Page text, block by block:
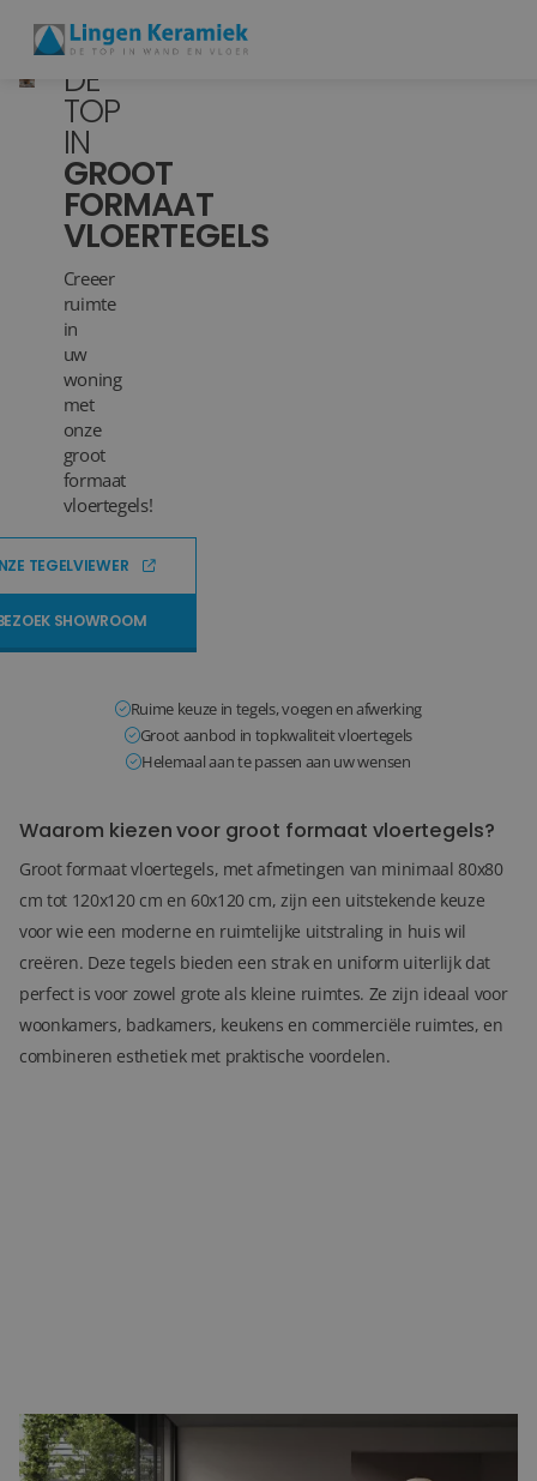
BADKAMERTEGELS
VLOERTEGELS
MEER PRODUCTEN
Stijlstudio's
Projecten
Inspiratie
Tegelviewer
DE
TOP
IN
GROOT
FORMAAT
VLOERTEGELS
Creeer
ruimte
in
uw
woning
met
onze
groot
formaat
vloertegels!
TEGELVIEWER
SHOWROOM
Ruime keuze in tegels, voegen en afwerking
Groot aanbod in topkwaliteit vloertegels
Helemaal aan te passen aan uw wensen
Waarom kiezen voor groot formaat vloertegels?
Groot formaat vloertegels, met afmetingen van minimaal 80x80
cm tot 120x120 cm en 60x120 cm, zijn een uitstekende keuze
voor wie een moderne en ruimtelijke uitstraling in huis wil
creëren. Deze tegels bieden een strak en uniform uiterlijk dat
perfect is voor zowel grote als kleine ruimtes. Ze zijn ideaal voor
woonkamers, badkamers, keukens en commerciële ruimtes, en
combineren esthetiek met praktische voordelen.
De uitstraling van groot formaat tegels